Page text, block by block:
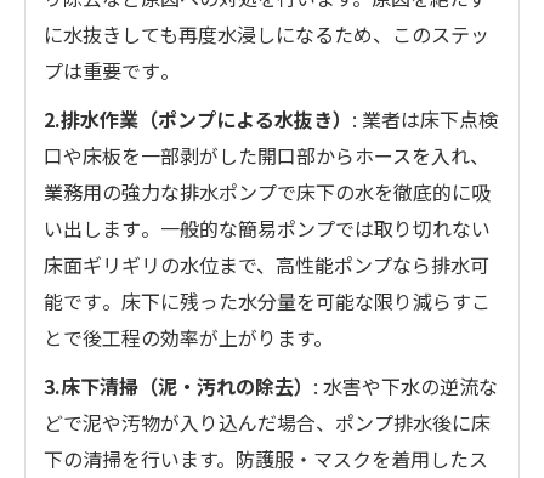
に水抜きしても再度水浸しになるため、このステッ
プは重要です​。
2.排水作業（ポンプによる水抜き） : 業者は床下点検
口や床板を一部剥がした開口部からホースを入れ、
業務用の強力な排水ポンプで床下の水を徹底的に吸
い出します​。一般的な簡易ポンプでは取り切れない
床面ギリギリの水位まで、高性能ポンプなら排水可
能です​。床下に残った水分量を可能な限り減らすこ
とで後工程の効率が上がります。
3.床下清掃（泥・汚れの除去） : 水害や下水の逆流な
どで泥や汚物が入り込んだ場合、ポンプ排水後に床
下の清掃を行います。防護服・マスクを着用したス